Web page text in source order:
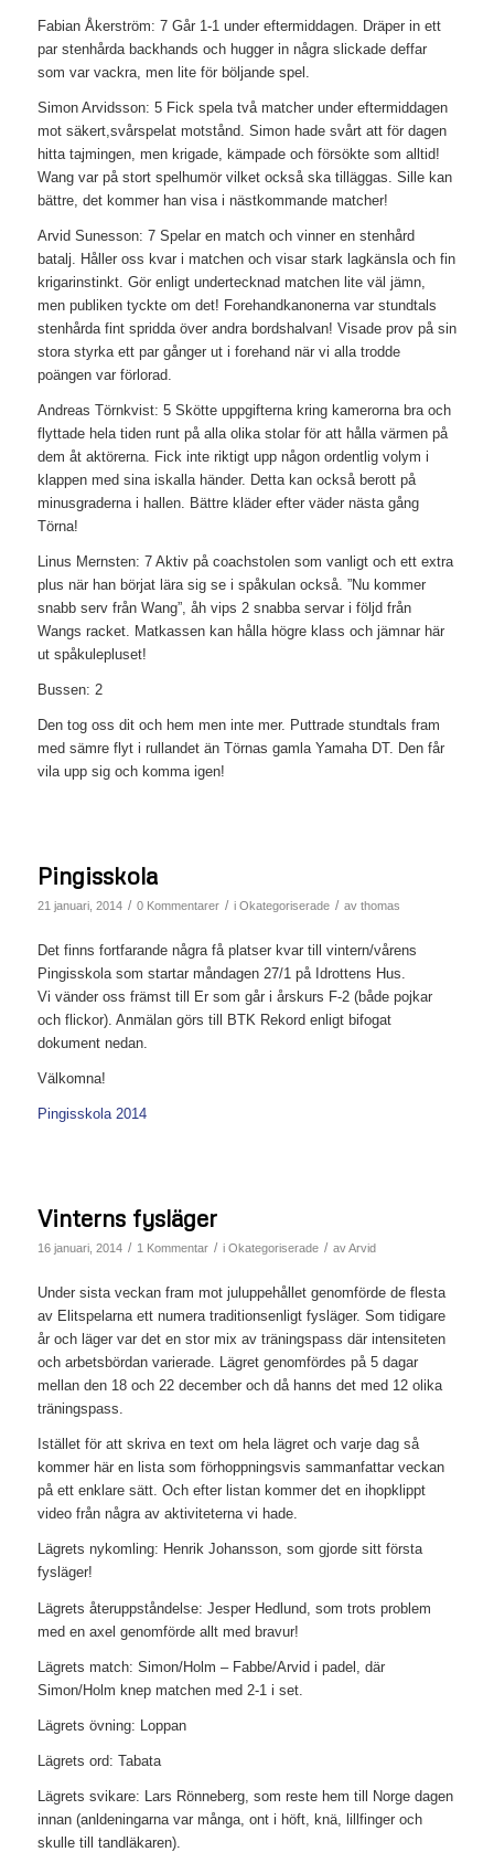
Fabian Åkerström: 7 Går 1-1 under eftermiddagen. Dräper in ett
par stenhårda backhands och hugger in några slickade deffar
som var vackra, men lite för böljande spel.
Simon Arvidsson: 5 Fick spela två matcher under eftermiddagen
mot säkert,svårspelat motstånd. Simon hade svårt att för dagen
hitta tajmingen, men krigade, kämpade och försökte som alltid!
Wang var på stort spelhumör vilket också ska tilläggas. Sille kan
bättre, det kommer han visa i nästkommande matcher!
Arvid Sunesson: 7 Spelar en match och vinner en stenhård
batalj. Håller oss kvar i matchen och visar stark lagkänsla och fin
krigarinstinkt. Gör enligt undertecknad matchen lite väl jämn,
men publiken tyckte om det! Forehandkanonerna var stundtals
stenhårda fint spridda över andra bordshalvan! Visade prov på sin
stora styrka ett par gånger ut i forehand när vi alla trodde
poängen var förlorad.
Andreas Törnkvist: 5 Skötte uppgifterna kring kamerorna bra och
flyttade hela tiden runt på alla olika stolar för att hålla värmen på
dem åt aktörerna. Fick inte riktigt upp någon ordentlig volym i
klappen med sina iskalla händer. Detta kan också berott på
minusgraderna i hallen. Bättre kläder efter väder nästa gång
Törna!
Linus Mernsten: 7 Aktiv på coachstolen som vanligt och ett extra
plus när han börjat lära sig se i spåkulan också. ”Nu kommer
snabb serv från Wang”, åh vips 2 snabba servar i följd från
Wangs racket. Matkassen kan hålla högre klass och jämnar här
ut spåkulepluset!
Bussen: 2
Den tog oss dit och hem men inte mer. Puttrade stundtals fram
med sämre flyt i rullandet än Törnas gamla Yamaha DT. Den får
vila upp sig och komma igen!
Pingisskola
21 januari, 2014 / 0 Kommentarer / i Okategoriserade / av thomas
Det finns fortfarande några få platser kvar till vintern/vårens
Pingisskola som startar måndagen 27/1 på Idrottens Hus.
Vi vänder oss främst till Er som går i årskurs F-2 (både pojkar
och flickor). Anmälan görs till BTK Rekord enligt bifogat
dokument nedan.
Välkomna!
Pingisskola 2014
Vinterns fysläger
16 januari, 2014 / 1 Kommentar / i Okategoriserade / avArvid
Under sista veckan fram mot juluppehållet genomförde de flesta
av Elitspelarna ett numera traditionsenligt fysläger. Som tidigare
år och läger var det en stor mix av träningspass där intensiteten
och arbetsbördan varierade. Lägret genomfördes på 5 dagar
mellan den 18 och 22 december och då hanns det med 12 olika
träningspass.
Istället för att skriva en text om hela lägret och varje dag så
kommer här en lista som förhoppningsvis sammanfattar veckan
på ett enklare sätt. Och efter listan kommer det en ihopklippt
video från några av aktiviteterna vi hade.
Lägrets nykomling: Henrik Johansson, som gjorde sitt första
fysläger!
Lägrets återuppståndelse: Jesper Hedlund, som trots problem
med en axel genomförde allt med bravur!
Lägrets match: Simon/Holm – Fabbe/Arvid i padel, där
Simon/Holm knep matchen med 2-1 i set.
Lägrets övning: Loppan
Lägrets ord: Tabata
Lägrets svikare: Lars Rönneberg, som reste hem till Norge dagen
innan (anldeningarna var många, ont i höft, knä, lillfinger och
skulle till tandläkaren).